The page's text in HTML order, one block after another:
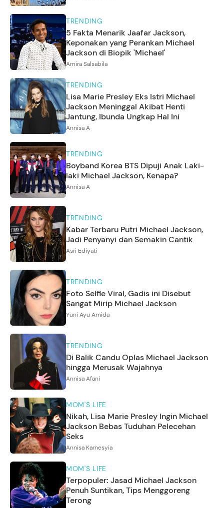
TRENDING
5 Fakta Menarik Jaafar Jackson,
Keponakan yang Perankan Michael
Jackson di Biopik 'Michael'
Amira Salsabila
TRENDING
Lisa Marie Presley Eks Istri Michael
Jackson Meninggal Akibat Henti
Jantung, Ibunda Ungkap Hal Ini
Annisa A
TRENDING
Boyband Korea BTS Dipuji Anak Laki-
laki Michael Jackson, Kenapa?
Annisa A
TRENDING
Kabar Terbaru Putri Michael Jackson,
Jadi Penyanyi dan Semakin Cantik
Asri Ediyati
TRENDING
Foto Selfie Viral, Gadis ini Disebut
Sangat Mirip Michael Jackson
Yuni Ayu Amida
TRENDING
Di Balik Candu Oplas Michael Jackson
hingga Merusak Wajahnya
Annisa Afani
MOM'S LIFE
Nikah, Lisa Marie Presley Ingin Michael
Jackson Bebas Tuduhan Pelecehan
Seks
Annisa Karnesyia
MOM'S LIFE
Terpopuler: Jasad Michael Jackson
Penuh Suntikan, Tips Menggoreng
Terong